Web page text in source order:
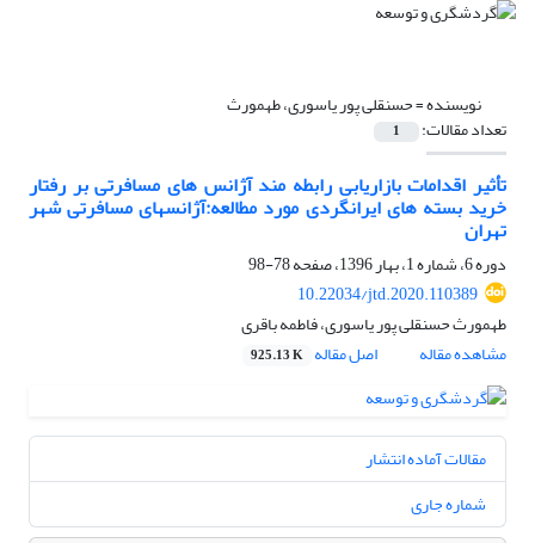
نویسنده =حسنقلی پور یاسوری، طهمورث
تعداد مقالات: 1
تأثیر اقدامات بازاریابی رابطه مند آژانس های مسافرتی بر رفتار
خرید بسته های ایرانگردی مورد مطالعه:آژانس‏های مسافرتی شهر
تهران
دوره 6، شماره 1، بهار 1396، صفحه
78-98
10.22034/jtd.2020.110389
طهمورث حسنقلی پور یاسوری، فاطمه باقری
مشاهده مقاله
اصل مقاله 925.13 K
مقالات آماده انتشار
شماره جاری